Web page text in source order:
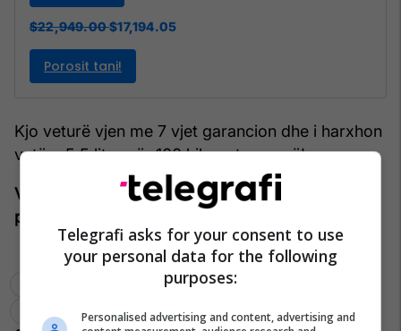
$22,949.00$17,194.05
Kjo veturë vjen me 7 vjet garancion dhe i harxhon
vetëm 5.5 litra për 100 kilometra rrugë!
VËMENDJE: Zbritja vlen vetëm 3 ditë dhe vetëm
pasi ta aplikoni kodin “Telegrafi”.
Egjeta.com
Black Friday
Telegrafi Deals
Telegrafi asks for your consent to use
your personal data for the following
purposes:
Personalised advertising and content, advertising and